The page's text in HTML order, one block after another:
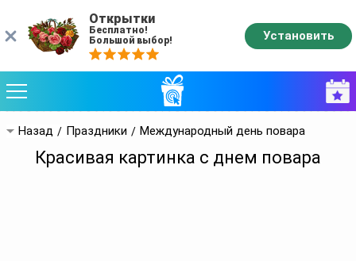
Назад Праздники Международный день повара
Красивая картинка с днем повара
Открытки
Бесплатно!
Большой выбор!
Установить